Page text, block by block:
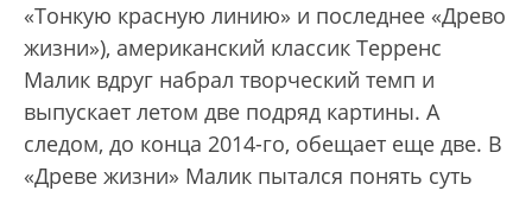
«Тонкую красную линию» и последнее «Древо
жизни»), американский классик Терренс
Малик вдруг набрал творческий темп и
выпускает летом две подряд картины. А
следом, до конца 2014-го, обещает еще две. В
«Древе жизни» Малик пытался понять суть